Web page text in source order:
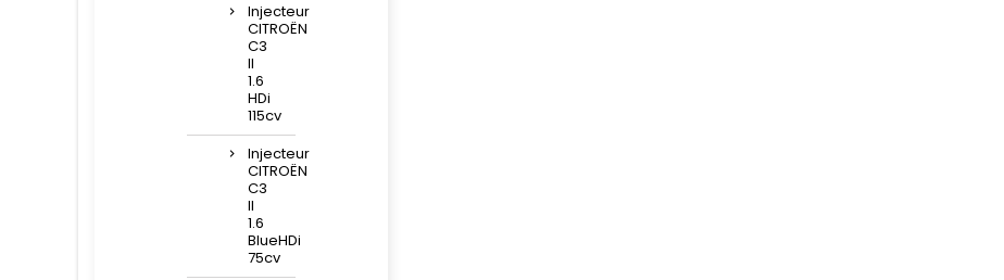
Injecteur
CITROËN
C3
II
1.6
HDi
115cv
Injecteur
CITROËN
C3
II
1.6
BlueHDi
75cv